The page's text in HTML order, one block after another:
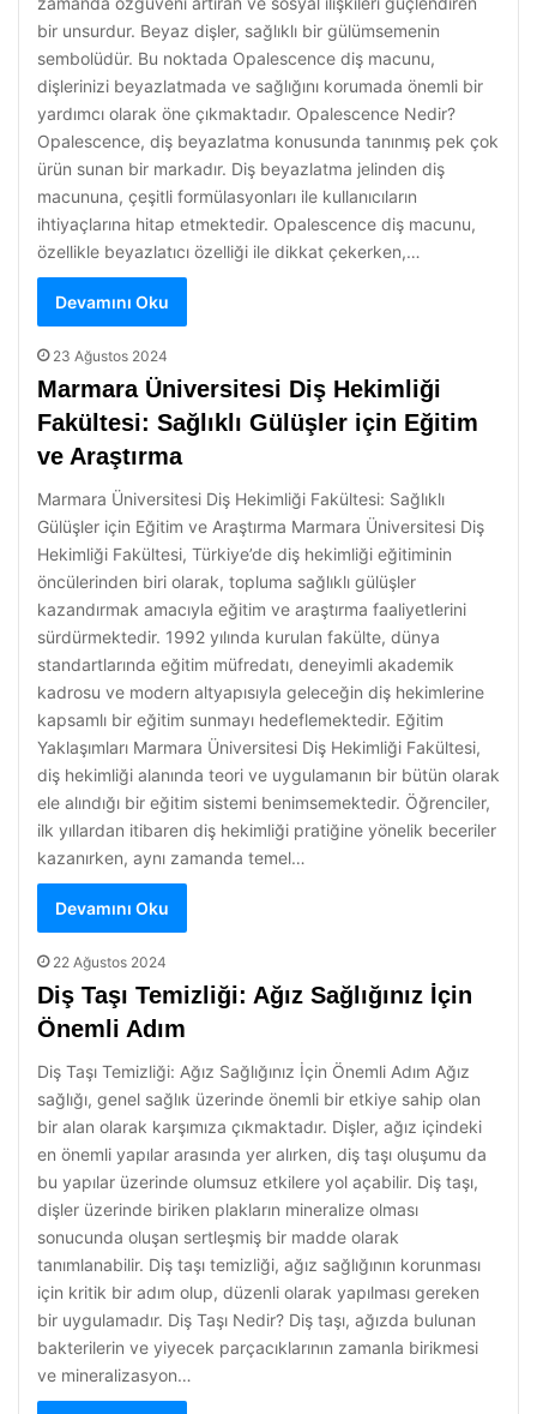
bir unsurdur. Beyaz dişler, sağlıklı bir gülümsemenin
sembolüdür. Bu noktada Opalescence diş macunu,
dişlerinizi beyazlatmada ve sağlığını korumada önemli bir
yardımcı olarak öne çıkmaktadır. Opalescence Nedir?
Opalescence, diş beyazlatma konusunda tanınmış pek çok
ürün sunan bir markadır. Diş beyazlatma jelinden diş
macununa, çeşitli formülasyonları ile kullanıcıların
ihtiyaçlarına hitap etmektedir. Opalescence diş macunu,
özellikle beyazlatıcı özelliği ile dikkat çekerken,…
Devamını Oku
23 Ağustos 2024
Marmara Üniversitesi Diş Hekimliği
Fakültesi: Sağlıklı Gülüşler için Eğitim
ve Araştırma
Marmara Üniversitesi Diş Hekimliği Fakültesi: Sağlıklı
Gülüşler için Eğitim ve Araştırma Marmara Üniversitesi Diş
Hekimliği Fakültesi, Türkiye’de diş hekimliği eğitiminin
öncülerinden biri olarak, topluma sağlıklı gülüşler
kazandırmak amacıyla eğitim ve araştırma faaliyetlerini
sürdürmektedir. 1992 yılında kurulan fakülte, dünya
standartlarında eğitim müfredatı, deneyimli akademik
kadrosu ve modern altyapısıyla geleceğin diş hekimlerine
kapsamlı bir eğitim sunmayı hedeflemektedir. Eğitim
Yaklaşımları Marmara Üniversitesi Diş Hekimliği Fakültesi,
diş hekimliği alanında teori ve uygulamanın bir bütün olarak
ele alındığı bir eğitim sistemi benimsemektedir. Öğrenciler,
ilk yıllardan itibaren diş hekimliği pratiğine yönelik beceriler
kazanırken, aynı zamanda temel…
Devamını Oku
22 Ağustos 2024
Diş Taşı Temizliği: Ağız Sağlığınız İçin
Önemli Adım
Diş Taşı Temizliği: Ağız Sağlığınız İçin Önemli Adım Ağız
sağlığı, genel sağlık üzerinde önemli bir etkiye sahip olan
bir alan olarak karşımıza çıkmaktadır. Dişler, ağız içindeki
en önemli yapılar arasında yer alırken, diş taşı oluşumu da
bu yapılar üzerinde olumsuz etkilere yol açabilir. Diş taşı,
dişler üzerinde biriken plakların mineralize olması
sonucunda oluşan sertleşmiş bir madde olarak
tanımlanabilir. Diş taşı temizliği, ağız sağlığının korunması
için kritik bir adım olup, düzenli olarak yapılması gereken
bir uygulamadır. Diş Taşı Nedir? Diş taşı, ağızda bulunan
bakterilerin ve yiyecek parçacıklarının zamanla birikmesi
ve mineralizasyon…